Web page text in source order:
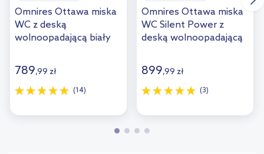
Omnires Ottawa miska
WC z deską
wolnoopadającą biały
789,99 zł
(14)
Omnires Ottawa miska
WC Silent Power z
deską wolnoopadającą
spłukiwanie wirowe
biały połysk
OTTAWASPMWBP
899,99 zł
(3)